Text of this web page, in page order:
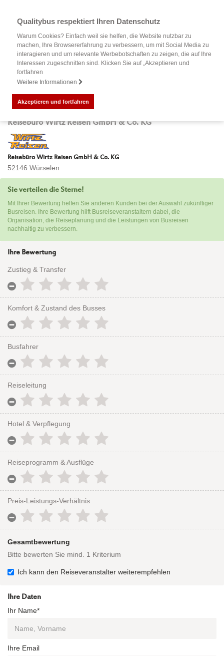
Qualitybus respektiert Ihren Datenschutz
Warum Cookies? Einfach weil sie helfen, die Website nutzbar zu
machen, Ihre Browsererfahrung zu verbessern, um mit Social Media zu
interagieren und um relevante Werbebotschaften zu zeigen, die auf Ihre
Interessen zugeschnitten sind. Klicken Sie auf „Akzeptieren und
fortfahren
Weitere Informationen
Akzeptieren und fortfahren
Reisebüro Wirtz Reisen GmbH & Co. KG
Reisebüro Wirtz Reisen GmbH & Co. KG
52146 Würselen
Sie verteilen die Sterne!
Mit Ihrer Bewertung helfen Sie anderen Kunden bei der Auswahl zukünftiger
Busreisen. Ihre Bewertung hilft Busreiseveranstaltern dabei, die
Organisation, die Reiseplanung und die Leistungen von Busreisen
nachhaltig zu verbessern.
Ihre Bewertung
Zustieg & Transfer
Komfort & Zustand des Busses
Busfahrer
Reiseleitung
Hotel & Verpflegung
Reiseprogramm & Ausflüge
Preis-Leistungs-Verhältnis
Gesamtbewertung
Bitte bewerten Sie mind. 1 Kriterium
Ich kann den Reiseveranstalter weiterempfehlen
Ihre Daten
Ihr Name*
Ihre Email